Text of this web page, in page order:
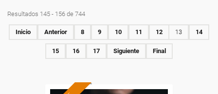
Resultados 145 - 156 de 744
Inicio Anterior 8 9 10 11 12 13 14
15 16 17 Siguiente Final